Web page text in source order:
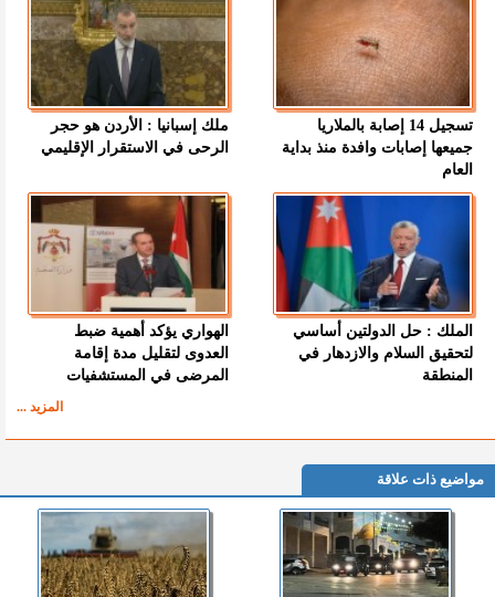
تسجيل 14 إصابة بالملاريا
جميعها إصابات وافدة منذ بداية
العام
ملك إسبانيا : الأردن هو حجر
الرحى في الاستقرار الإقليمي
الملك : حل الدولتين أساسي
لتحقيق السلام والازدهار في
المنطقة
الهواري يؤكد أهمية ضبط
العدوى لتقليل مدة إقامة
المرضى في المستشفيات
المزيد ...
مواضيع ذات علاقة